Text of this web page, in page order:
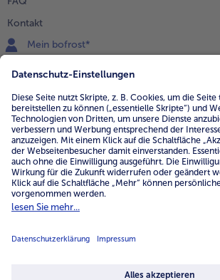
Kontakt
Mein bofrost*
0800 - 000 19 18
Mo.-Fr.: 7-21 Uhr Sa: 8-16 Uhr
Service
Unternehmen
Über uns